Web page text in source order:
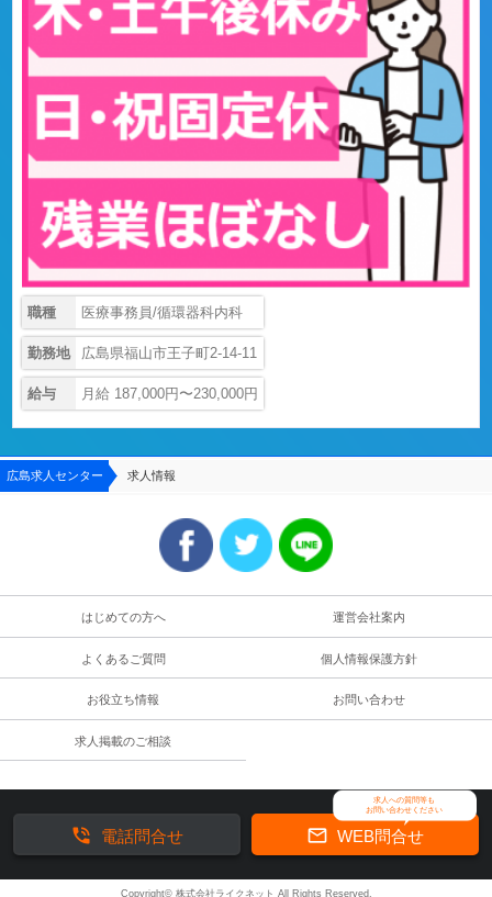
職種 医療事務員/循環器科内科
勤務地 広島県福山市王子町2-14-11
給与 月給 187,000円〜230,000円
広島求人センター 求人情報
はじめての方へ 運営会社案内
よくあるご質問 個人情報保護方針
お役立ち情報 お問い合わせ
求人掲載のご相談
求人への質問等も
お問い合わせください
 WEB問合せ
 電話問合せ
Copyright© 株式会社ライクネット All Rights Reserved.